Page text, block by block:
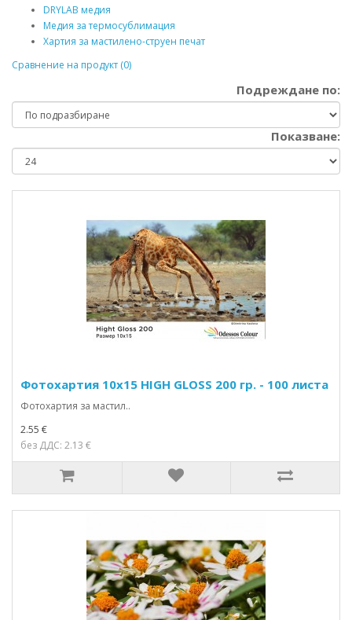
DRYLAB медия
Медия за термосублимация
Хартия за мастилено-струен печат
Сравнение на продукт (0)
Подреждане по:
Показване:
Фотохартия 10x15 HIGH GLOSS 200 гр. - 100 листа
Фотохартия за мастил..
2.55 €
без ДДС: 2.13 €